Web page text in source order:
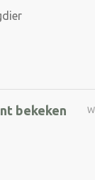
bekeken